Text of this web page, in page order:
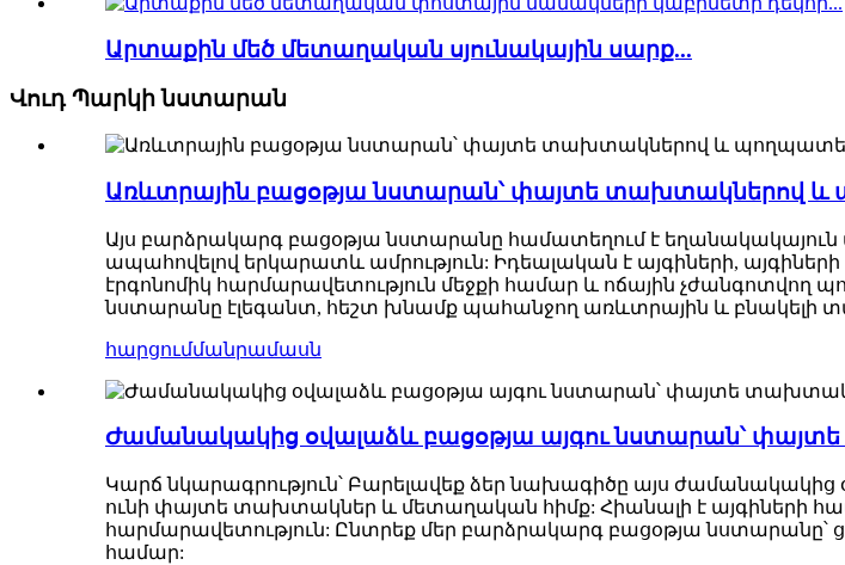
Արտաքին մեծ մետաղական սյունակային սարք...
Վուդ Պարկի նստարան
Առևտրային բացօթյա նստարան՝ փայտե տախտակներով և
Այս բարձրակարգ բացօթյա նստարանը համատեղում է
ապահովելով երկարատև ամրություն: Իդեալական է այգիների,
էրգոնոմիկ հարմարավետություն մեջքի համար և ոճային
նստարանը էլեգանտ, հեշտ խնամք պահանջող առևտրային և բնակելի
հարցումմանրամասն
Ժամանակակից օվալաձև բացօթյա այգու նստարան՝
Կարճ նկարագրություն՝ Բարելավեք ձեր նախագիծը այս
ունի փայտե տախտակներ և մետաղական հիմք: Հիանալի է այգիների
հարմարավետություն: Ընտրեք մեր բարձրակարգ բացօթյա նստարանը՝
համար: